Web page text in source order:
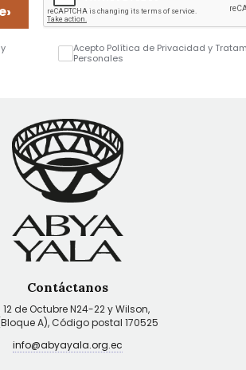
›
Acepto Política de Privacidad y
Personales
Contáctanos
12 de Octubre N24-22 y Wilson,
A), Código postal 170525
info@abyayala.org.ec